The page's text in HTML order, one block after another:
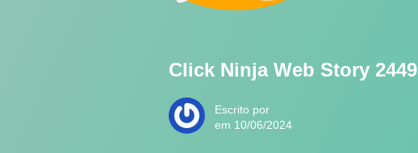
Click Ninja Web Story 2449
Escrito por
em 10/06/2024